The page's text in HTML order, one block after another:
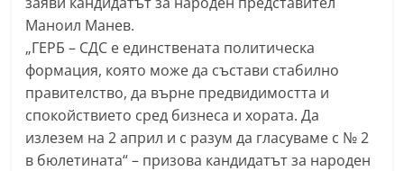
Маноил Манев.
„ГЕРБ – СДС е единствената политическа
формация, която може да състави стабилно
правителство, да върне предвидимостта и
спокойствието сред бизнеса и хората. Да
излезем на 2 април и с разум да гласуваме с № 2
в бюлетината“ – призова кандидатът за народен